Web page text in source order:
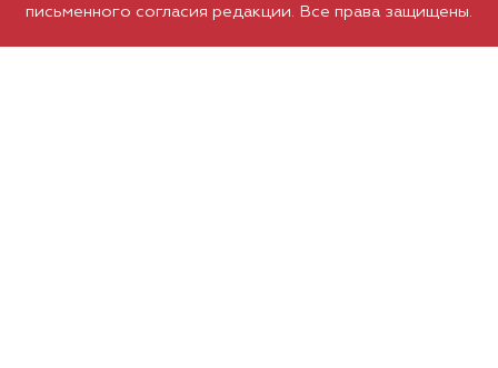
письменного согласия редакции. Все права защищены.